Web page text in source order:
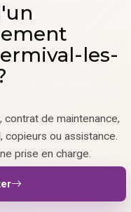
les-
contrat de maintenance,
copieurs ou assistance.
prise en charge.